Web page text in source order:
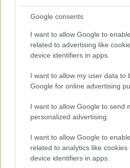
Google consents
I want to allow Google to
related to advertising like
device identifiers in apps.
I want to allow my user data to
Google for online advertising
I want to allow Google to send
personalized advertising.
I want to allow Google to
related to analytics like cookies
device identifiers in apps.
Államfőjelöltekről tárgyal
HÍREK 3 órája
2,27 milliárd forintot
magántőkealap